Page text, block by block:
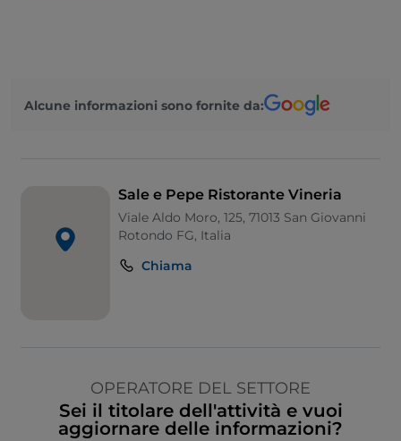
Alcune informazioni sono fornite da:
Sale e Pepe Ristorante Vineria
Viale Aldo Moro, 125, 71013 San Giovanni
Rotondo FG, Italia
Chiama
OPERATORE DEL SETTORE
Sei il titolare dell'attività e vuoi
aggiornare delle informazioni?